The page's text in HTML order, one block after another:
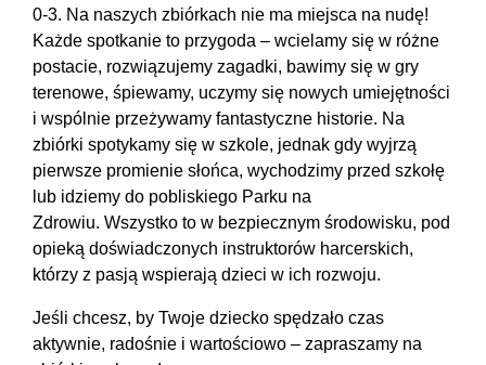
0-3. Na naszych zbiórkach nie ma miejsca na nudę!
Każde spotkanie to przygoda – wcielamy się w różne
postacie, rozwiązujemy zagadki, bawimy się w gry
terenowe, śpiewamy, uczymy się nowych umiejętności
i wspólnie przeżywamy fantastyczne historie. Na
zbiórki spotykamy się w szkole, jednak gdy wyjrzą
pierwsze promienie słońca, wychodzimy przed szkołę
lub idziemy do pobliskiego Parku na
Zdrowiu. Wszystko to w bezpiecznym środowisku, pod
opieką doświadczonych instruktorów harcerskich,
którzy z pasją wspierają dzieci w ich rozwoju.
Jeśli chcesz, by Twoje dziecko spędzało czas
aktywnie, radośnie i wartościowo – zapraszamy na